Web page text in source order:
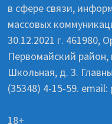
в сфере связи,
массовых
30.12.2021 г. 461980,
Первомайский
Школьная, д. 3.
(35348) 4-15-59.
18+